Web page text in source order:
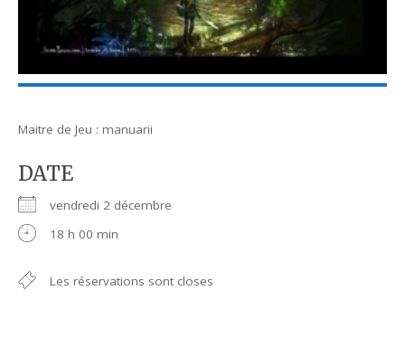
Maitre de Jeu : manuarii
DATE
vendredi 2 décembre
18 h 00 min
Les réservations sont closes